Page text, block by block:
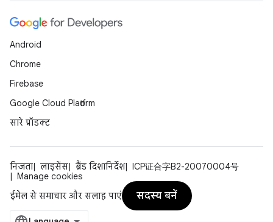
Android
Chrome
Firebase
Google Cloud Platform
सारे प्रॉडक्ट
निजता लाइसेंस ब्रैंड दिशानिर्देश
ICP证合字B2-20070004号
Manage cookies
ईमेल से समाचार और सलाह पाएं
सदस्य बनें